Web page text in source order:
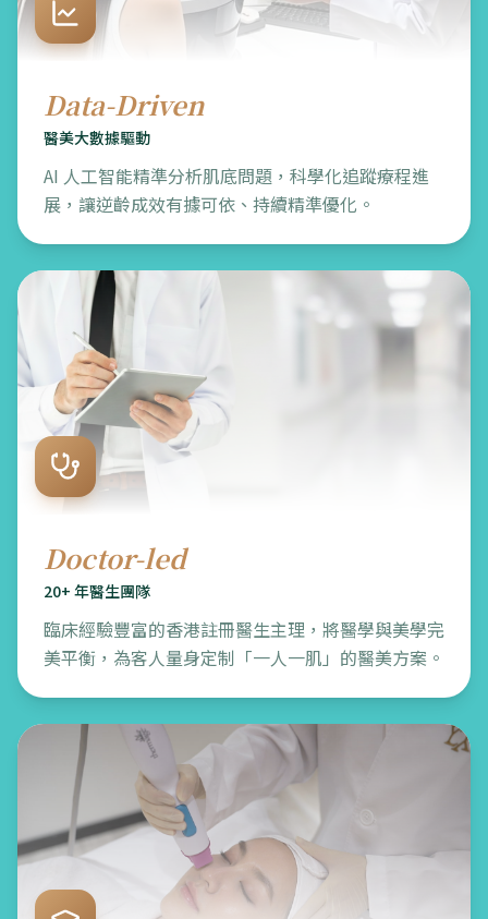
Data-Driven
醫美大數據驅動
AI 人工智能精準分析肌底問題，科學化追蹤療程進
展，讓逆齡成效有據可依、持續精準優化。
Doctor-led
20+ 年醫生團隊
臨床經驗豐富的香港註冊醫生主理，將醫學與美學完
美平衡，為客人量身定制「一人一肌」的醫美方案。